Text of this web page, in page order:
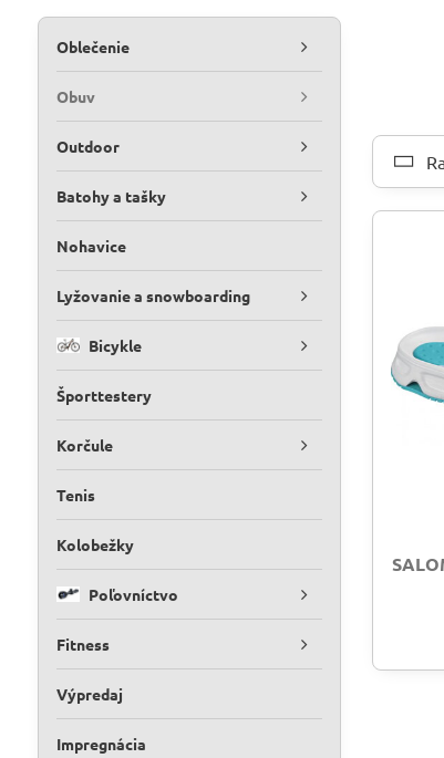
Oblečenie
Obuv
Outdoor
Batohy a tašky
Nohavice
Lyžovanie a snowboarding
Bicykle
Športtestery
Korčule
Tenis
Kolobežky
Poľovníctvo
Fitness
Výpredaj
Impregnácia